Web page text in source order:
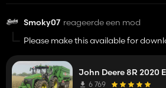
Smoky07 reageerde een mod
Please make this available for
John Deere 8R 2020
6 769